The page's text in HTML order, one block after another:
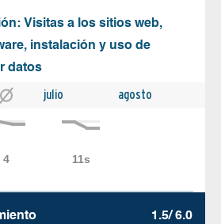
Visitas a los sitios web,
instalación y uso de
datos
julio agosto
1.5/ 6.0